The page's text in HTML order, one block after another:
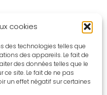
cookies
des technologies telles que
des appareils. Le fait de
des données telles que le
site. Le fait de ne pas
un effet négatif sur certaines